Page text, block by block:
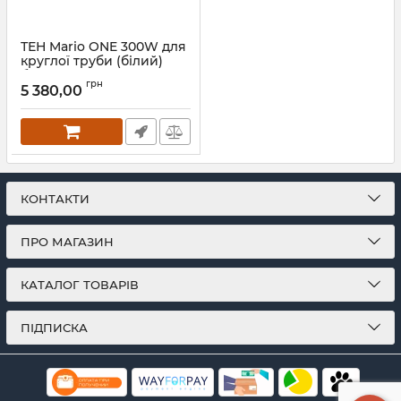
ТЕН Mario ONE 300W для
круглої труби (білий)
білий мат
Артикул:6.027.047417.WG-WM
5 380,00 грн
КОНТАКТИ
ПРО МАГАЗИН
КАТАЛОГ ТОВАРІВ
ПІДПИСКА